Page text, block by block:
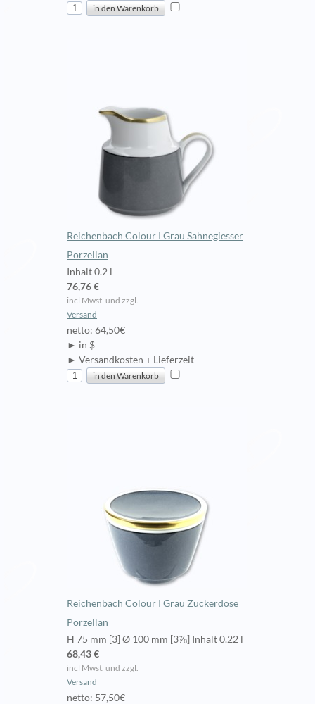
Reichenbach Colour I Grau Sahnegiesser
Porzellan
Inhalt 0.2 l
76,76 €
incl Mwst. und zzgl.
Versand
netto: 64,50€
► in $
► Versandkosten + Lieferzeit
Reichenbach Colour I Grau Zuckerdose
Porzellan
H 75 mm [3] Ø 100 mm [3⅞] Inhalt 0.22 l
68,43 €
incl Mwst. und zzgl.
Versand
netto: 57,50€